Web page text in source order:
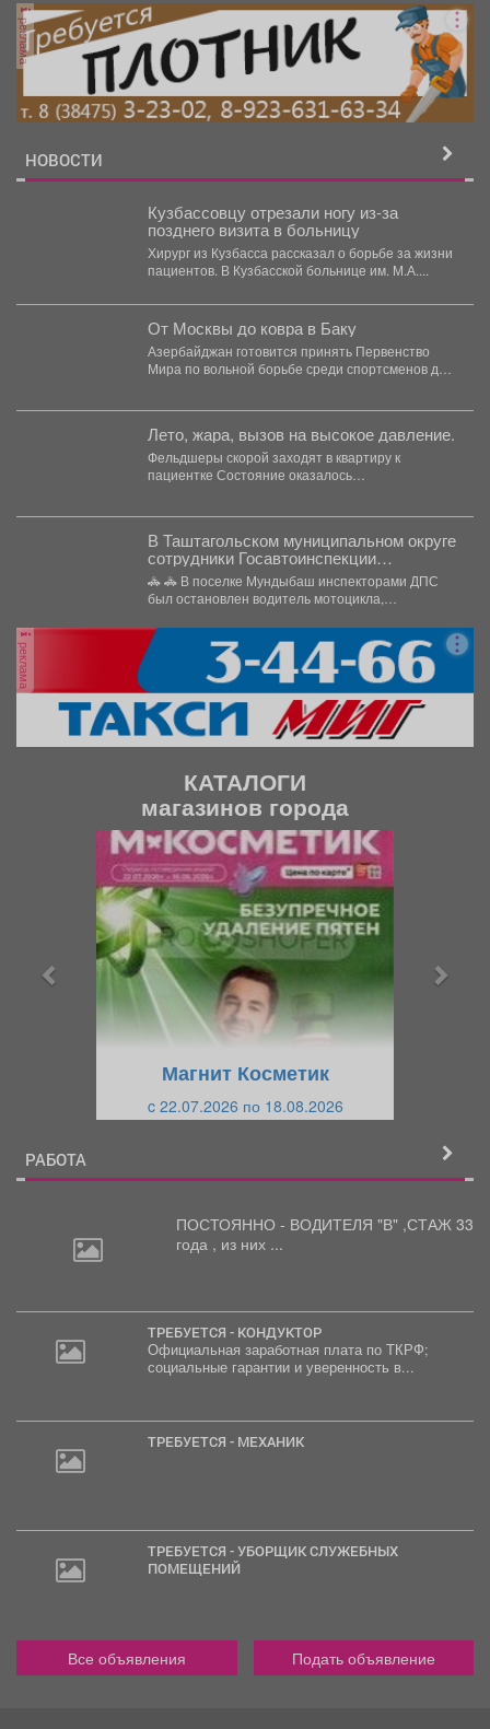
реклама
НОВОСТИ
Кузбассовцу отрезали ногу из-за
позднего визита в больницу
Хирург из Кузбасса рассказал о борьбе за жизни
пациентов. В Кузбасской больнице им. М.А....
От Москвы до ковра в Баку
Азербайджан готовится принять Первенство
Мира по вольной борьбе среди спортсменов до
Лето, жара, вызов на высокое давление.
Фельдшеры скорой заходят в квартиру к
пациентке Состояние оказалось
В Таштагольском муниципальном округе
сотрудники Госавтоинспекции
привлекли к ответственности водителя,
не имеющего права управления на
незарегистрированном транспортном
средстве
🚓 🚓 В поселке Мундыбаш инспекторами ДПС
был остановлен водитель мотоцикла,
реклама
КАТАЛОГИ
магазинов города
Магнит Косметик
c 22.07.2026 по 18.08.2026
РАБОТА
ПОСТОЯННО - ВОДИТЕЛЯ "В" ,СТАЖ 33
года , из них ...
ТРЕБУЕТСЯ - КОНДУКТОР
Официальная заработная плата по ТКРФ;
социальные гарантии и уверенность в...
ТРЕБУЕТСЯ - МЕХАНИК
ТРЕБУЕТСЯ - УБОРЩИК СЛУЖЕБНЫХ
ПОМЕЩЕНИЙ
Все объявления Подать объявление